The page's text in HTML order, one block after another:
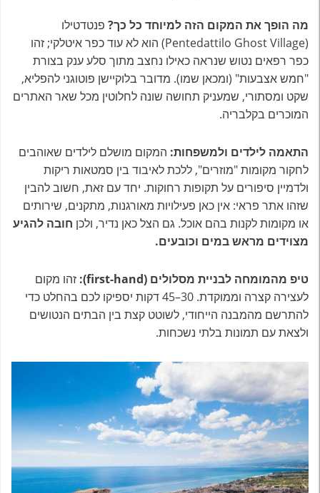
מה הופך את המקום הזה למיוחד כל כך? פנטדטילו
(Pentedattilo Ghost Village) הוא לא עוד כפר איטלקי; זהו
כפר רפאים נטוש שנראה כאילו נחצב מתוך סלע ענק בצורת
"חמש אצבעות" (ומכאן שמו). מדובר בלוקיישן פוטוגני להפליא,
שקט ומסתורי, שמעניק תחושה שונה לחלוטין מכל שאר האתרים
המוכרים בקלבריה.
התאמה לילדים ולמשפחות: המקום מושלם לילדים שאוהבים
לחקור מקומות "מוזרים", ללכת לאיבוד בין סמטאות ריקות
ולדמיין סיפורים על תקופות רחוקות. יחד עם זאת, חשוב להבין
שזהו אתר פראי: אין כאן פעילויות מאורגנות, מתקנים, שירותים
או מקומות לקנות בהם אוכל. גם הצל כאן נדיר, ולכן חובה להגיע
מצוידים מראש במים וכובעים.
טיפ מהמומחה לבניית מסלולים (first-hand):
זהו מקום
לעצירה קצרה וממוקדת. 30–45 דקות יספיקו לכם בהחלט כדי
להתרשם מהמבנה הייחודי, לשוטט קצת בין הבתים הנטושים
ולצאת עם תמונות בלתי נשכחות.